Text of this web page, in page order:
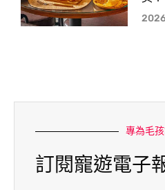
2026
專為毛
訂閱寵遊電子